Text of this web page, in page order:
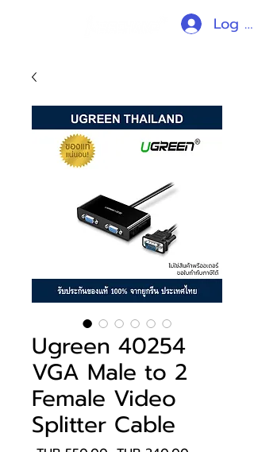
Log In
Ugreen 40254
VGA Male to 2
Female Video
Splitter Cable